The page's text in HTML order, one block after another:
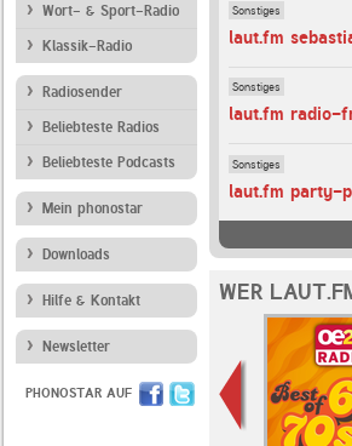
Wort- & Sport-Radio
Klassik-Radio
Radiosender
Beliebteste Radios
Beliebteste Podcasts
Mein phonostar
Downloads
Hilfe & Kontakt
Newsletter
PHONOSTAR AUF
Sonstiges
laut.fm
Sonstiges
laut.fm radio-
Sonstiges
laut.fm party-
WER